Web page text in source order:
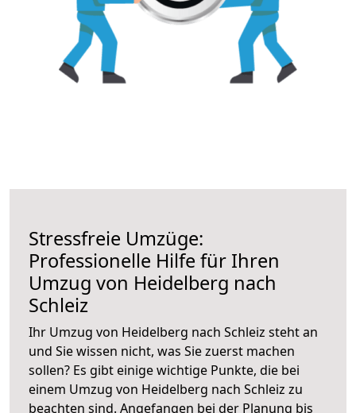
Stressfreie Umzüge:
Professionelle Hilfe für Ihren
Umzug von Heidelberg nach
Schleiz
Ihr Umzug von Heidelberg nach Schleiz steht an
und Sie wissen nicht, was Sie zuerst machen
sollen? Es gibt einige wichtige Punkte, die bei
einem Umzug von Heidelberg nach Schleiz zu
beachten sind. Angefangen bei der Planung bis